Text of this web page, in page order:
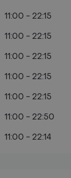
11:00 - 22:15
11:00 - 22:15
11:00 - 22:15
11:00 - 22:15
11:00 - 22:15
11:00 - 22:50
11:00 - 22:14